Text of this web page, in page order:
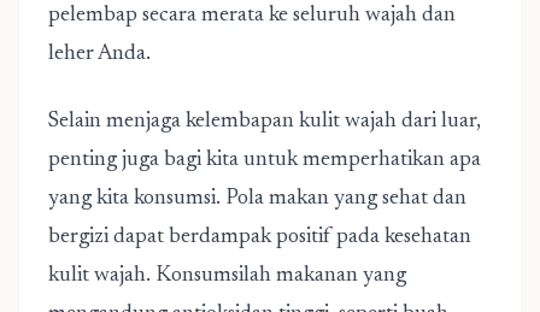
pelembap secara merata ke seluruh wajah dan
leher Anda.
Selain menjaga kelembapan kulit wajah dari luar,
penting juga bagi kita untuk memperhatikan apa
yang kita konsumsi. Pola makan yang sehat dan
bergizi dapat berdampak positif pada kesehatan
kulit wajah. Konsumsilah makanan yang